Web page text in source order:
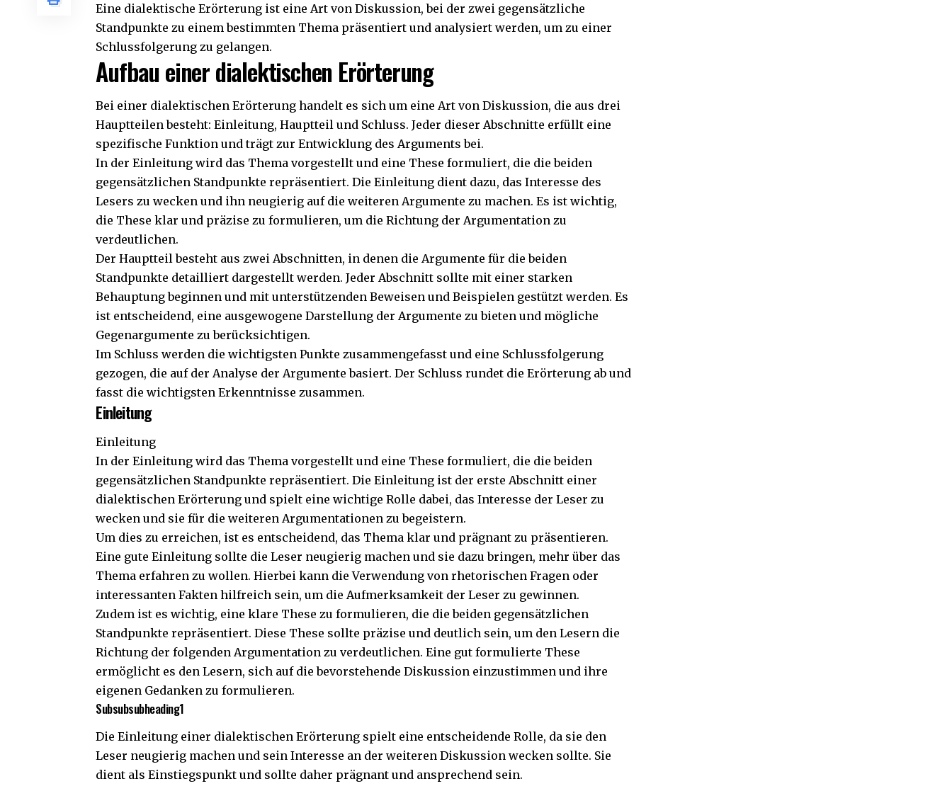
Eine dialektische Erörterung ist eine Art von Diskussion, bei der zwei gegensätzliche
Standpunkte zu einem bestimmten Thema präsentiert und analysiert werden, um zu einer
Schlussfolgerung zu gelangen.
Aufbau einer dialektischen Erörterung
Bei einer dialektischen Erörterung handelt es sich um eine Art von Diskussion, die aus drei
Hauptteilen besteht: Einleitung, Hauptteil und Schluss. Jeder dieser Abschnitte erfüllt eine
spezifische Funktion und trägt zur Entwicklung des Arguments bei.
In der Einleitung wird das Thema vorgestellt und eine These formuliert, die die beiden
gegensätzlichen Standpunkte repräsentiert. Die Einleitung dient dazu, das Interesse des
Lesers zu wecken und ihn neugierig auf die weiteren Argumente zu machen. Es ist wichtig,
die These klar und präzise zu formulieren, um die Richtung der Argumentation zu
verdeutlichen.
Der Hauptteil besteht aus zwei Abschnitten, in denen die Argumente für die beiden
Standpunkte detailliert dargestellt werden. Jeder Abschnitt sollte mit einer starken
Behauptung beginnen und mit unterstützenden Beweisen und Beispielen gestützt werden. Es
ist entscheidend, eine ausgewogene Darstellung der Argumente zu bieten und mögliche
Gegenargumente zu berücksichtigen.
Im Schluss werden die wichtigsten Punkte zusammengefasst und eine Schlussfolgerung
gezogen, die auf der Analyse der Argumente basiert. Der Schluss rundet die Erörterung ab und
fasst die wichtigsten Erkenntnisse zusammen.
Einleitung
Einleitung
In der Einleitung wird das Thema vorgestellt und eine These formuliert, die die beiden
gegensätzlichen Standpunkte repräsentiert. Die Einleitung ist der erste Abschnitt einer
dialektischen Erörterung und spielt eine wichtige Rolle dabei, das Interesse der Leser zu
wecken und sie für die weiteren Argumentationen zu begeistern.
Um dies zu erreichen, ist es entscheidend, das Thema klar und prägnant zu präsentieren.
Eine gute Einleitung sollte die Leser neugierig machen und sie dazu bringen, mehr über das
Thema erfahren zu wollen. Hierbei kann die Verwendung von rhetorischen Fragen oder
interessanten Fakten hilfreich sein, um die Aufmerksamkeit der Leser zu gewinnen.
Zudem ist es wichtig, eine klare These zu formulieren, die die beiden gegensätzlichen
Standpunkte repräsentiert. Diese These sollte präzise und deutlich sein, um den Lesern die
Richtung der folgenden Argumentation zu verdeutlichen. Eine gut formulierte These
ermöglicht es den Lesern, sich auf die bevorstehende Diskussion einzustimmen und ihre
eigenen Gedanken zu formulieren.
Subsubsubheading1
Die Einleitung einer dialektischen Erörterung spielt eine entscheidende Rolle, da sie den
Leser neugierig machen und sein Interesse an der weiteren Diskussion wecken sollte. Sie
dient als Einstiegspunkt und sollte daher prägnant und ansprechend sein.